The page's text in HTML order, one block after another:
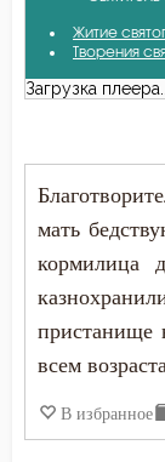
Житие
Творения
Загрузка
мать
кормилица
пристанище
всем
В избранное